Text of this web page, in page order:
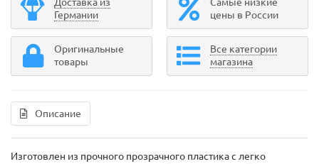
Доставка из
Германии
Самые низкие
цены в России
Оригинальные
товары
Все категории
магазина
Описание
Изготовлен из прочного прозрачного пластика с легко